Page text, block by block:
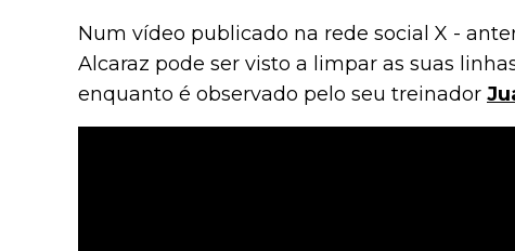
Num vídeo publicado na rede social X -
Alcaraz pode ser visto a limpar as suas
enquanto é observado pelo seu treinador